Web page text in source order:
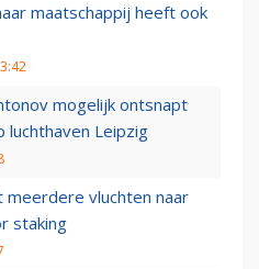
maatschappij heeft ook
mogelijk ontsnapt
luchthaven Leipzig
meerdere vluchten naar
staking